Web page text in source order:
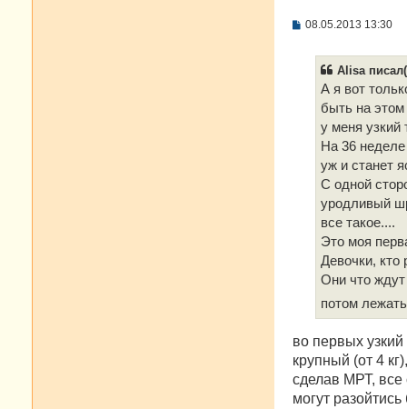
С
08.05.2013 13:30
Alisa
А я вот
быть на
у меня узкий
На 36
уж и станет
С одной
уродливый
все такое....
Это моя
Девочки,
Они что ждут
потом
во первых узкий
крупный (от 4
сделав МРТ, все
могут